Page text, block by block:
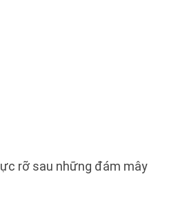
rỡ sau những đám mây